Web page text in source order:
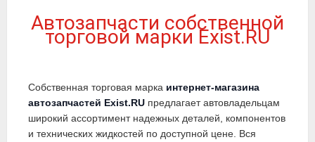
Автозапчасти собственной
торговой марки Exist.RU
Собственная торговая марка интернет-магазина
автозапчастей Exist.RU предлагает автовладельцам
широкий ассортимент надежных деталей, компонентов
и технических жидкостей по доступной цене. Вся